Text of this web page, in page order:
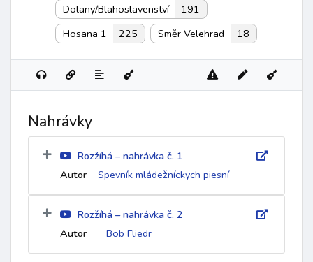
Dolany/Blahoslavenství
191
Hosana 1
225 Směr Velehrad 18
Nahrávky
Rozžíhá – nahrávka č. 1
Autor
Spevník mládežníckych piesní
Rozžíhá – nahrávka č. 2
Autor
Bob Fliedr